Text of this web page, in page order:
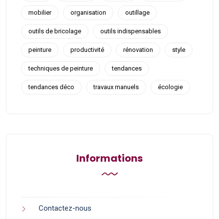
mobilier organisation outillage
outils de bricolage outils indispensables
peinture productivité rénovation style
techniques de peinture tendances
tendances déco travaux manuels écologie
Informations
Contactez-nous